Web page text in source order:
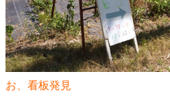
お、看板発見